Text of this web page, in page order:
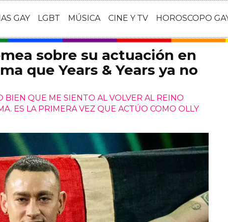
GAY LGBT MÚSICA CINE Y TV HOROSCOPO
sobre su actuación en
que Years & Years ya no
BIEN QUE ME SIENTO AL VOLVER AL REINO
ES LA PRIMERA VEZ QUE ACTÚO COMO OLLY